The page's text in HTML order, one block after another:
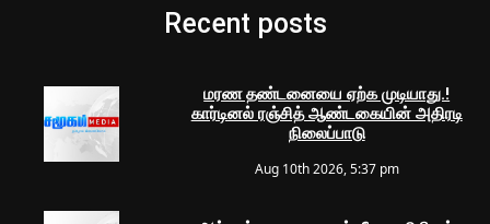
Recent posts
மரண தண்டனையை ஏற்க முடியாது.!
கார்டினல் ரஞ்சித் ஆண்டகையின் அதிரடி
நிலைப்பாடு
Aug 10th 2026, 5:37 pm